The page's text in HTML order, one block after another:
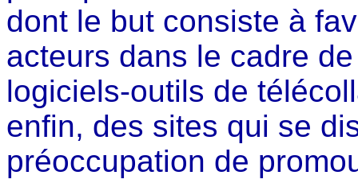
dont le but consiste à
acteurs dans le cadre
logiciels-outils de
enfin, des sites qui se
préoccupation de